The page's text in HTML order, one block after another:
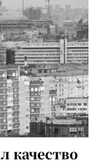
качество